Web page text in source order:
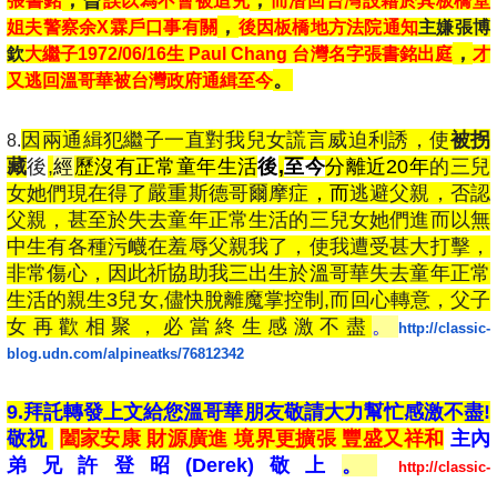
姐夫警察余X霖戶口事有關 ， 後因板橋地方法院通知主嫌張博
欽大繼子1972/06/16生 Paul Chang 台灣名字張書銘出庭， 才
又逃回溫哥華被台灣政府通緝至今。
8. 因兩通緝犯繼子一直對我兒女謊言威迫利誘，使被拐
藏後,經 歷沒有正常童年生活後,至今分離近20年的三兒
女她們現在得了嚴重斯德哥爾摩症 ，而逃避父親， 否認
父親，甚至於失去童年正常生活的三兒女她們進而以無
中生有各種污衊在羞辱父親我了，使我遭受甚大打擊，
非常傷心，因此祈協助我三出生於溫哥華失去童年正常
生活的親生3兒女,儘快脫離魔掌控制,而回心轉意，父子
女再歡相聚，必當終生感激不盡 。
http://classic-
blog.udn.com/alpineatks/76812342
9.拜託轉發上文給您溫哥華朋友敬請大力幫忙感激不盡!
敬祝
闔家安康 財源廣進 境界更擴張 豐盛又祥和 主內
弟兄許登昭(Derek)敬上
。
http://classic-